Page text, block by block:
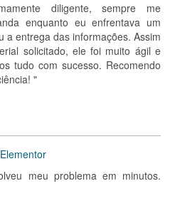
diligente, sempre me
enquanto eu enfrentava um
a entrega das informações. Assim
solicitado, ele foi muito ágil e
tudo com sucesso. Recomendo
"
meu problema em minutos.